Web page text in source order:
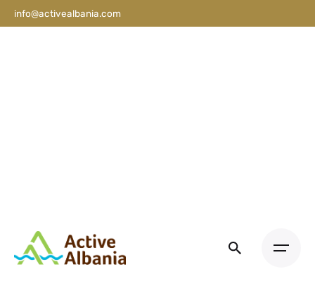
info@activealbania.com